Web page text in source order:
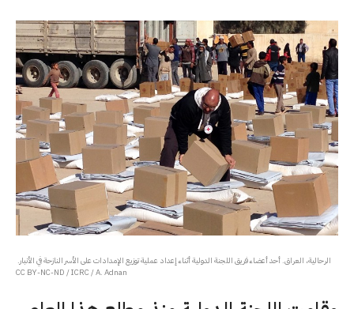
الرحالية، العراق. أحد أعضاء فريق اللجنة الدولية أثناء إعداد عملية توزيع الإمدادات على الأسر النازحة في الأنبار.
CC BY-NC-ND / ICRC / A. Adnan